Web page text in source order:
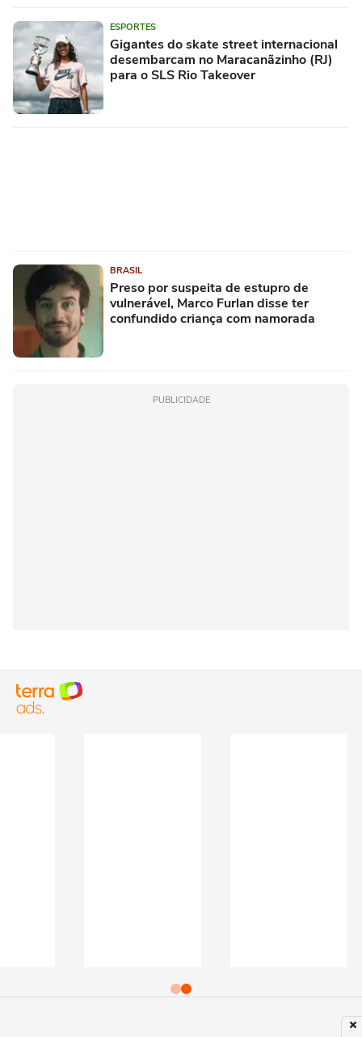
ESPORTES
Gigantes do skate street internacional
desembarcam no Maracanãzinho (RJ)
para o SLS Rio Takeover
BRASIL
Preso por suspeita de estupro de
vulnerável, Marco Furlan disse ter
confundido criança com namorada
PUBLICIDADE